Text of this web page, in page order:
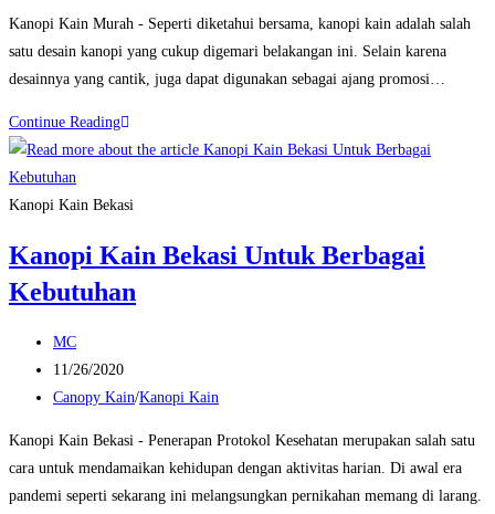
Kanopi Kain Murah - Seperti diketahui bersama, kanopi kain adalah salah
satu desain kanopi yang cukup digemari belakangan ini. Selain karena
desainnya yang cantik, juga dapat digunakan sebagai ajang promosi…
Continue ReadingKanopi
Kain
Berkualitas
Recomended
Kanopi Kain Bekasi
Kanopi Kain Bekasi Untuk Berbagai
Kebutuhan
Post
author:
MC
Post
published:
11/26/2020
Post
Canopy Kain/Kanopi Kain
Kanopi Kain Bekasi - Penerapan Protokol Kesehatan merupakan salah satu
cara untuk mendamaikan kehidupan dengan aktivitas harian. Di awal era
pandemi seperti sekarang ini melangsungkan pernikahan memang di larang.